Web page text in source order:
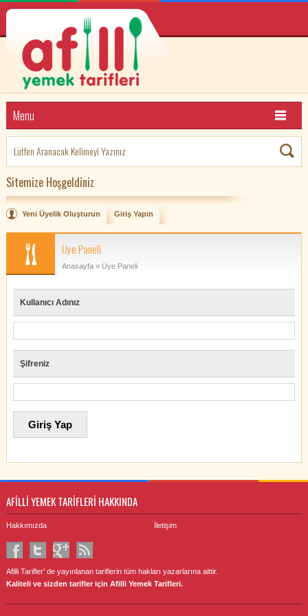
Menu
Sitemize Hoşgeldiniz
Yeni Üyelik Oluşturun Giriş Yapın
Üye Paneli
Anasayfa» Üye Paneli
Kullanıcı Adınız
Şifreniz
AFİLLİ YEMEK TARİFLERİ HAKKINDA
Hakkımızda İletişim
Afilli Tarifler' de yayınlanan tariflerin tüm hakları yazarlarına aittir.
Kaliteli ve sizden tarifler için Afilli Yemek Tarifleri.